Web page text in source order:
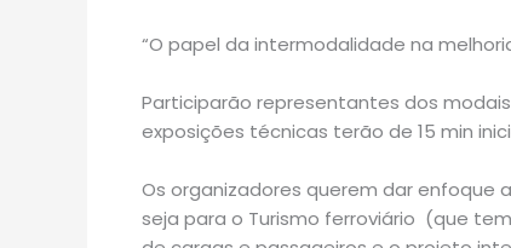
“O papel da intermodalidade na
Participarão representantes dos
exposições técnicas terão de 15 min
Os organizadores querem dar enfoque
seja para o Turismo ferroviário (que